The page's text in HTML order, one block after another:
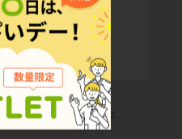
All Rights Reserved.